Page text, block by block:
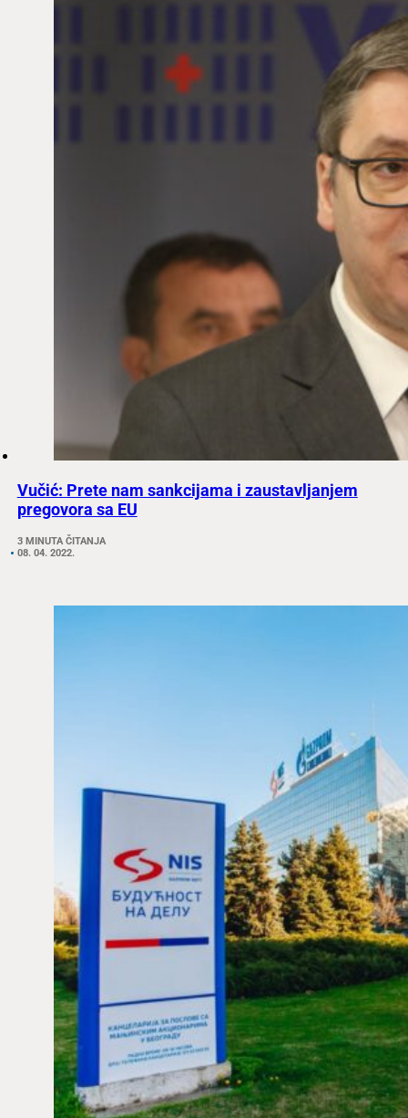
Vučić: Prete nam sankcijama i zaustavljanjem
pregovora sa EU
3 MINUTA ČITANJA
08. 04. 2022.